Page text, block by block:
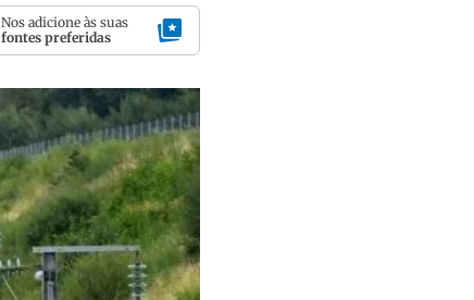
Nos adicione às suas
fontes preferidas